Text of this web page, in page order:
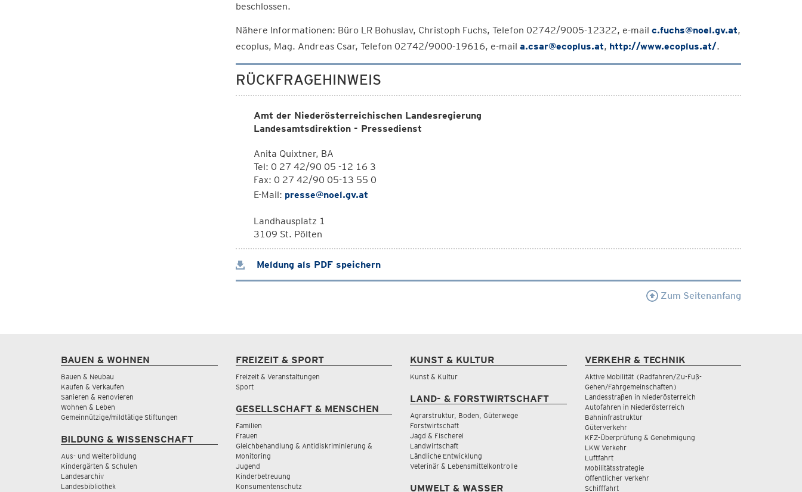
beschlossen.
Nähere Informationen: Büro LR Bohuslav, Christoph Fuchs, Telefon 02742/9005-12322, e-mail c.fuchs@noel.gv.at,
ecoplus, Mag. Andreas Csar, Telefon 02742/9000-19616, e-mail a.csar@ecoplus.at, http://www.ecoplus.at/.
RÜCKFRAGEHINWEIS
Amt der Niederösterreichischen Landesregierung
Landesamtsdirektion - Pressedienst
Anita Quixtner, BA
Tel: 0 27 42/90 05 -12 16 3
Fax: 0 27 42/90 05-13 55 0
E-Mail: presse@noel.gv.at
Landhausplatz 1
3109 St. Pölten
Meldung als PDF speichern
Zum Seitenanfang
BAUEN & WOHNEN
Bauen & Neubau
Kaufen & Verkaufen
Sanieren & Renovieren
Wohnen & Leben
Gemeinnützige/mildtätige Stiftungen
BILDUNG & WISSENSCHAFT
Aus- und Weiterbildung
Kindergärten & Schulen
Landesarchiv
Landesbibliothek
FREIZEIT & SPORT
Freizeit & Veranstaltungen
Sport
GESELLSCHAFT & MENSCHEN
Familien
Frauen
Gleichbehandlung & Antidiskriminierung &
Monitoring
Jugend
Kinderbetreuung
Konsumentenschutz
KUNST & KULTUR
Kunst & Kultur
LAND- & FORSTWIRTSCHAFT
Agrarstruktur, Boden, Güterwege
Forstwirtschaft
Jagd & Fischerei
Landwirtschaft
Ländliche Entwicklung
Veterinär & Lebensmittelkontrolle
UMWELT & WASSER
VERKEHR & TECHNIK
Aktive Mobilität (Radfahren/Zu-Fuß-
Gehen/Fahrgemeinschaften)
Landesstraßen in Niederösterreich
Autofahren in Niederösterreich
Bahninfrastruktur
Güterverkehr
KFZ-Überprüfung & Genehmigung
LKW Verkehr
Luftfahrt
Mobilitätsstrategie
Öffentlicher Verkehr
Schifffahrt